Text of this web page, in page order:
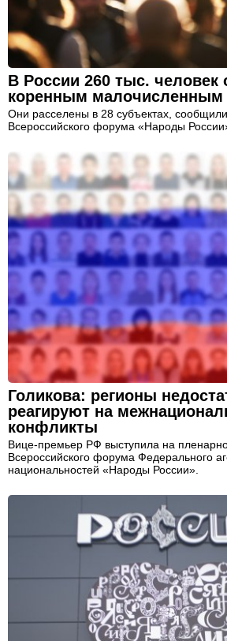
В России 260 тыс. человек
коренным малочисленным
Они расселены в 28 субъектах,
Всероссийского форума «Народы
Голикова: регионы
реагируют на
конфликты
Вице-премьер РФ выступила на
Всероссийского форума Федерального
национальностей «Народы России».